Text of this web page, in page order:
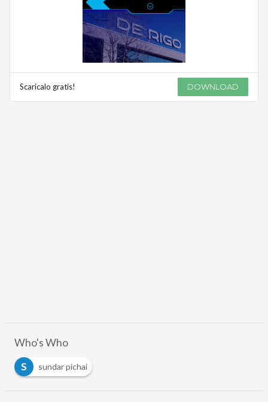
Scaricalo gratis! DOWNLOAD
Who's Who
S
sundar pichai